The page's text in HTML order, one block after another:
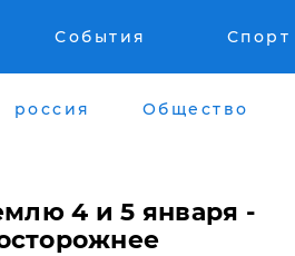
События Спорт
россия Общество
4 и 5 января -